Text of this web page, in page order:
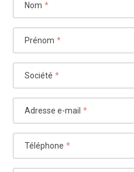
Nom *
Prénom *
Société *
Adresse e-mail *
Téléphone *